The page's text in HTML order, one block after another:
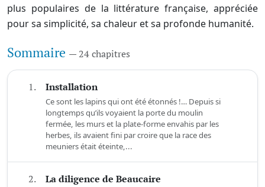
plus populaires de la littérature française, appréciée
pour sa simplicité, sa chaleur et sa profonde humanité.
Sommaire — 24 chapitres
1. Installation
Ce sont les lapins qui ont été étonnés !… Depuis si
longtemps qu’ils voyaient la porte du moulin
fermée, les murs et la plate-forme envahis par les
herbes, ils avaient fini par croire que la race des
meuniers était éteinte,...
2. La diligence de Beaucaire